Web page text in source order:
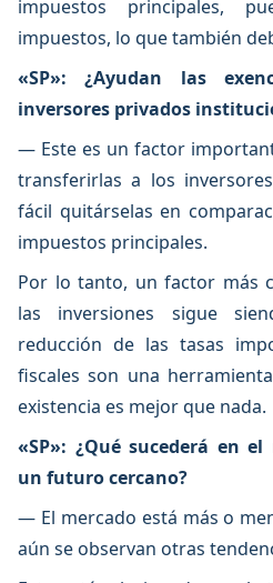
impuestos principales,
impuestos, lo que también
«SP»: ¿Ayudan las
inversores privados
— Este es un factor
transferirlas a los
fácil quitárselas en
impuestos principales.
Por lo tanto, un factor más
las inversiones sigue
reducción de las tasas
fiscales son una
existencia es mejor que nada.
«SP»: ¿Qué sucederá en
un futuro cercano?
— El mercado está más o
aún se observan otras